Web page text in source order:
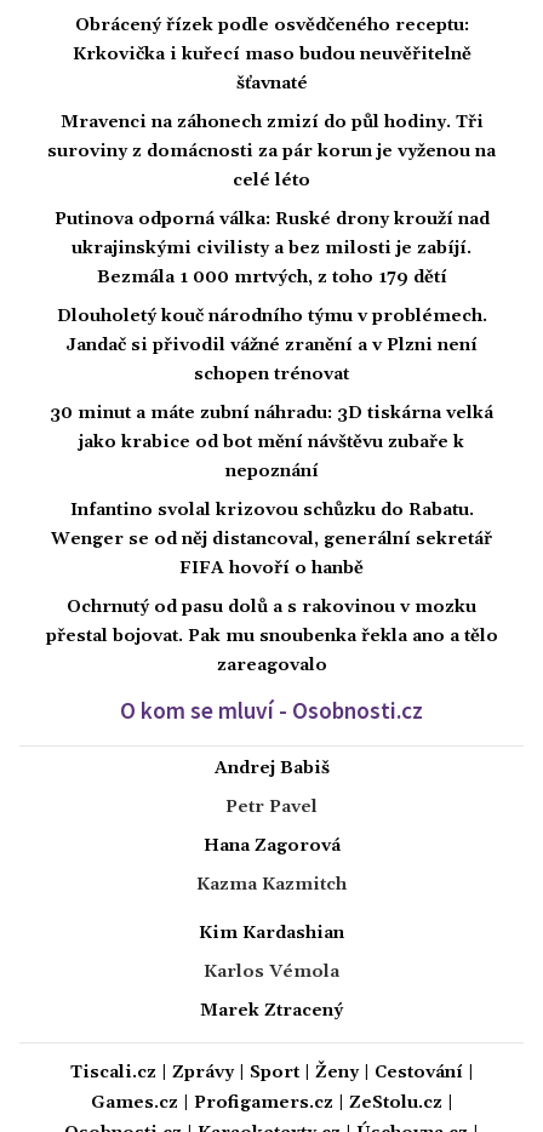
Obrácený řízek podle osvědčeného receptu:
Krkovička i kuřecí maso budou neuvěřitelně
šťavnaté
Mravenci na záhonech zmizí do půl hodiny. Tři
suroviny z domácnosti za pár korun je vyženou na
celé léto
Putinova odporná válka: Ruské drony krouží nad
ukrajinskými civilisty a bez milosti je zabíjí.
Bezmála 1 000 mrtvých, z toho 179 dětí
Dlouholetý kouč národního týmu v problémech.
Jandač si přivodil vážné zranění a v Plzni není
schopen trénovat
30 minut a máte zubní náhradu: 3D tiskárna velká
jako krabice od bot mění návštěvu zubaře k
nepoznání
Infantino svolal krizovou schůzku do Rabatu.
Wenger se od něj distancoval, generální sekretář
FIFA hovoří o hanbě
Ochrnutý od pasu dolů a s rakovinou v mozku
přestal bojovat. Pak mu snoubenka řekla ano a tělo
zareagovalo
O kom se mluví - Osobnosti.cz
Andrej Babiš
Petr Pavel
Hana Zagorová
Kazma Kazmitch
Kim Kardashian
Karlos Vémola
Marek Ztracený
Tiscali.cz Zprávy| Sport| Ženy| Cestování|
Games.cz
Profigamers.cz ZeStolu.cz